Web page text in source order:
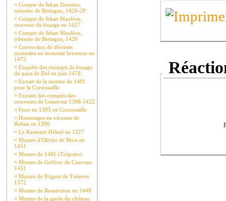
¤ Compte de Jehan Droniou,
trésorier de Bretagne, 1426-28
¤ Compte de Jehan Mauléon,
receveur du fouage en 1427
¤ Compte de Jehan Mauléon,
trésorier de Bretagne, 1429
¤ Conversion de diverses
monnaies en monnaie bretonne en
1475
¤ Enquête des exempts de fouage
du pays de Dol en juin 1478.
¤ Extrait de la montre de 1481
pour la Cornouaille
¤ Extraits des comptes des
receveurs de Lesneven 1398-1422
¤ Feux en 1395 en Cornouaille
¤ Hommages au vicomte de
Rohan en 1396
¤ Le Kemenet Héboé en 1327
¤ Montre d'Olivier de Bron en
1451
¤ Montre de 1481 (Tréguier)
¤ Montre de Geffroy de Couvran
1451
¤ Montre de Prigent de Trelever
1372
¤ Montre de Rosnivinen en 1448
¤ Montre de la garde du château